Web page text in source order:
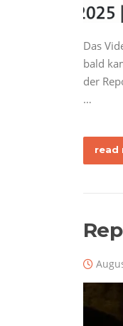
Das
bald
der
…
read